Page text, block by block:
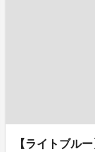
【ライトブル